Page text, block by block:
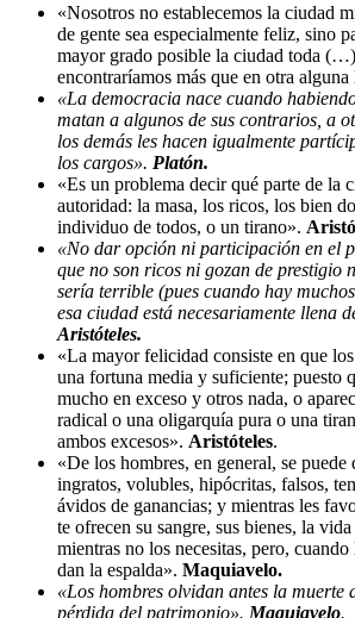
«Nosotros no establecemos la ciudad
de gente sea especialmente feliz, sino
mayor grado posible la ciudad toda
encontraríamos más que en otra
«La democracia nace cuando
matan a algunos de sus contrarios, a
los demás les hacen igualmente
los cargos». Platón.
«Es un problema decir qué parte de la
autoridad: la masa, los ricos, los bien
individuo de todos, o un tirano».
«No dar opción ni participación en el
que no son ricos ni gozan de prestigio
sería terrible (pues cuando hay
esa ciudad está necesariamente llena
Aristóteles.
«La mayor felicidad consiste en que
una fortuna media y suficiente; puesto
mucho en exceso y otros nada, o
radical o una oligarquía pura o una
ambos excesos». Aristóteles.
«De los hombres, en general, se puede
ingratos, volubles, hipócritas, falsos,
ávidos de ganancias; y mientras les
te ofrecen su sangre, sus bienes, la
mientras no los necesitas, pero,
dan la espalda». Maquiavelo.
«Los hombres olvidan antes la muerte
pérdida del patrimonio». Maquiavelo.